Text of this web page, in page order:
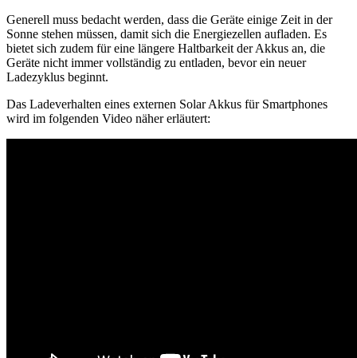
Generell muss bedacht werden, dass die Geräte einige Zeit in der
Sonne stehen müssen, damit sich die Energiezellen aufladen. Es
bietet sich zudem für eine längere Haltbarkeit der Akkus an, die
Geräte nicht immer vollständig zu entladen, bevor ein neuer
Ladezyklus beginnt.
Das Ladeverhalten eines externen Solar Akkus für Smartphones
wird im folgenden Video näher erläutert: